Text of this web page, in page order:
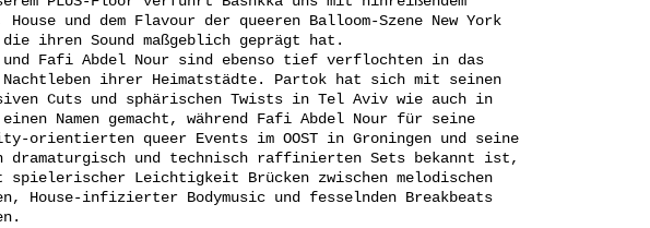
House und dem Flavour der queeren Balloom-Szene New York
ihren Sound maßgeblich geprägt hat.
und Fafi Abdel Nour sind ebenso tief verflochten in das
Nachtleben ihrer Heimatstädte. Partok hat sich mit seinen
Cuts und sphärischen Twists in Tel Aviv wie auch in
Namen gemacht, während Fafi Abdel Nour für seine
orientierten queer Events im OOST in Groningen und seine
dramaturgisch und technisch raffinierten Sets bekannt ist,
spielerischer Leichtigkeit Brücken zwischen melodischen
House-infizierter Bodymusic und fesselnden Breakbeats